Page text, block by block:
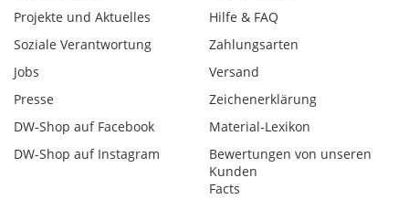
Projekte und Aktuelles
Soziale Verantwortung
Jobs
Presse
DW-Shop auf Facebook
DW-Shop auf Instagram
Hilfe & FAQ
Zahlungsarten
Versand
Zeichenerklärung
Material-Lexikon
Bewertungen von unseren
Kunden
Facts